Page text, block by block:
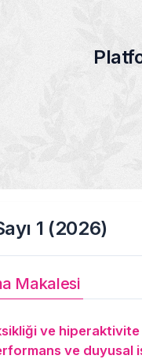
1 (2026)
Makalesi
ve
ve duyusal